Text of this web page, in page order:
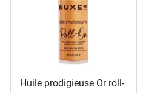
Huile prodigieuse Or roll-